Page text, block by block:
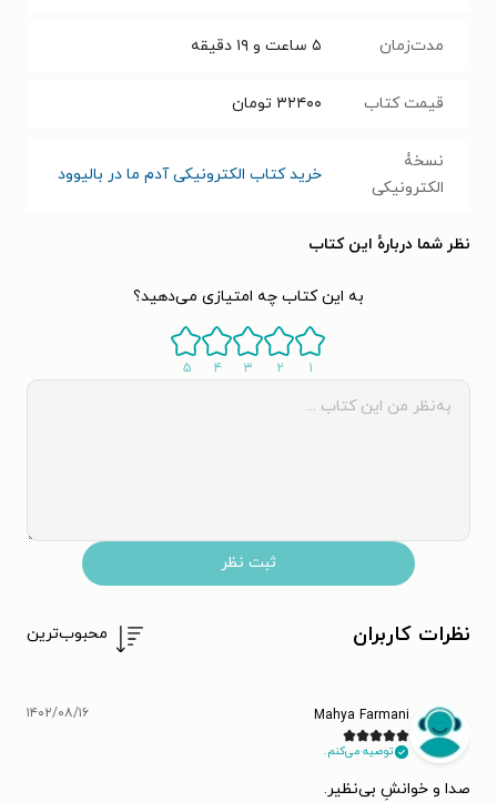
مدت‌زمان ۵ ساعت و ۱۹ دقیقه
قیمت کتاب ۳۲۴۰۰ تومان
نسخۀ
الکترونیکی
خرید کتاب الکترونیکی آدم ما در بالیوود
نظر شما دربارهٔ این کتاب
به این کتاب چه امتیازی می‌دهید؟
۱ ۲ ۳ ۴ ۵
ثبت نظر
نظرات کاربران محبوب‌ترین
Mahya Farmani
توصیه می‌کنم.
۱۴۰۲/۰۸/۱۶
صدا و خوانشِ بی‌نظیر.